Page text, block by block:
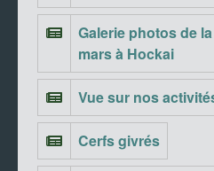
Galerie photos de
mars à Hockai
Vue sur nos
Cerfs givrés